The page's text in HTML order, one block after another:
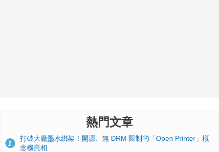
熱門文章
1
打破大廠墨水綁架！開源、無 DRM 限制的「Open Printer」概
念機亮相